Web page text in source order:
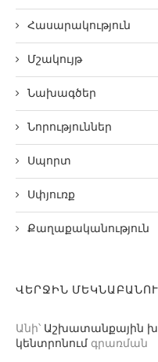
Հասարակություն
Մշակույթ
Նախագծեր
Նորություններ
Սպորտ
Սփյուռք
Քաղաքականություն
ՎԵՐՋԻՆ
Անի՝ Աշխատանքային
կենտրոնում գրառման